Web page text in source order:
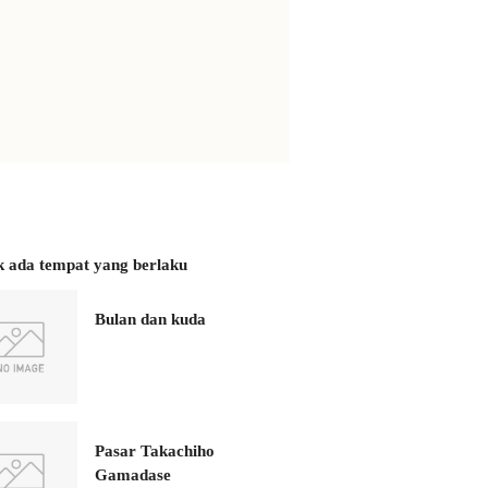
ada tempat yang berlaku
Bulan dan kuda
Pasar Takachiho
Gamadase